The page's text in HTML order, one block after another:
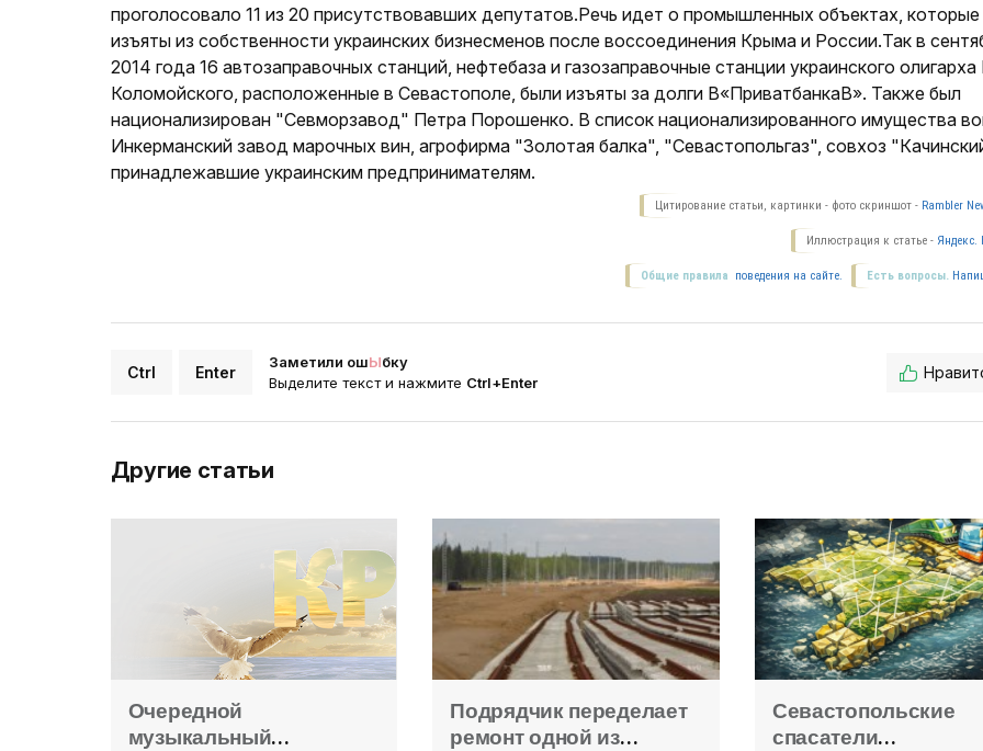
проголосовало 11 из 20 присутствовавших депутатов.Речь идет о промышленных объектах,
изъяты из собственности украинских бизнесменов после воссоединения Крыма и России.Так в
2014 года 16 автозаправочных станций, нефтебаза и газозаправочные станции украинского олигарха
Коломойского, расположенные в Севастополе, были изъяты за долги В«ПриватбанкаВ». Также был
национализирован "Севморзавод" Петра Порошенко. В список национализированного имущества
Инкерманский завод марочных вин, агрофирма "Золотая балка", "Севастопольгаз", совхоз
принадлежавшие украинским предпринимателям.
Цитирование статьи, картинки - фото скриншот - Rambler
Иллюстрация к статье - Яндекс.
Есть вопросы.
Общие правила поведения на сайте.
Ctrl Enter
Заметили ошЫбку
Выделите текст и нажмите Ctrl+Enter
Другие статьи
Очередной
музыкальный
Подрядчик переделает
ремонт одной из
Севастопольские
спасатели